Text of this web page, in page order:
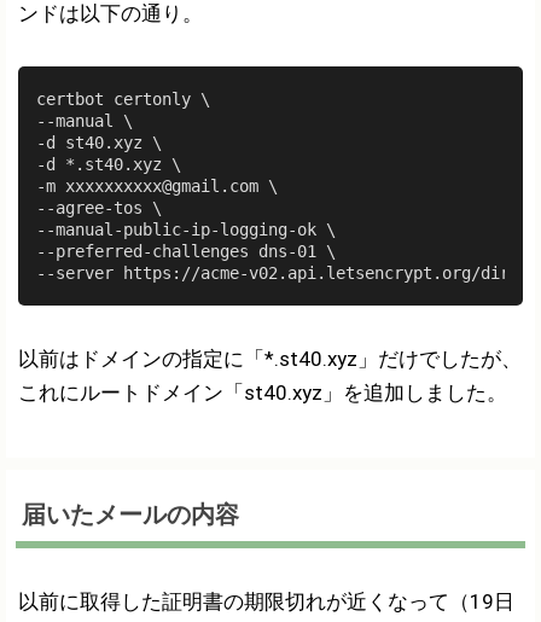
ンドは以下の通り。
certbot certonly \
--manual \
-d st40.xyz \
-d *.st40.xyz \
-m xxxxxxxxxx@gmail.com \
--agree-tos \
--manual-public-ip-logging-ok \
--preferred-challenges dns-01 \
以前はドメインの指定に「*.st40.xyz」だけでしたが、
これにルートドメイン「st40.xyz」を追加しました。
届いたメールの内容
以前に取得した証明書の期限切れが近くなって（19日